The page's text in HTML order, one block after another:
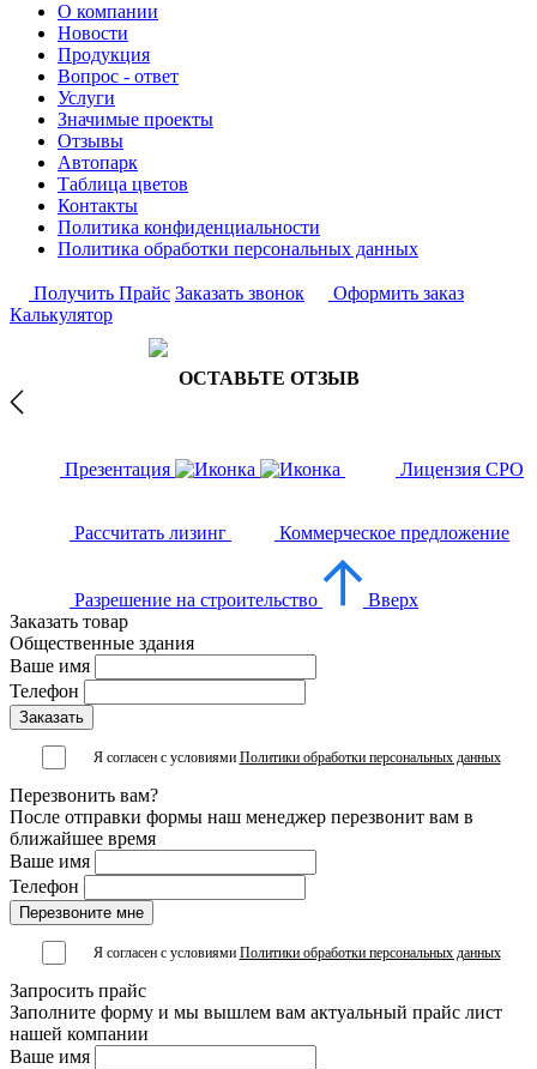
О компании
Новости
Продукция
Вопрос - ответ
Услуги
Значимые проекты
Отзывы
Автопарк
Таблица цветов
Контакты
Политика конфиденциальности
Политика обработки персональных данных
Получить Прайс Заказать звонок
Оформить заказ
Калькулятор
ОСТАВЬТЕ ОТЗЫВ
Презентация Лицензия СРО
Рассчитать лизинг Коммерческое предложение
Разрешение на строительство
Вверх
Заказать товар
Общественные здания
Ваше имя
Телефон
Я согласен с условиями Политики обработки персональных данных
Перезвонить вам?
После отправки формы наш менеджер перезвонит вам в
ближайшее время
Ваше имя
Телефон
Я согласен с условиями Политики обработки персональных данных
Запросить прайс
Заполните форму и мы вышлем вам актуальный прайс лист
нашей компании
Ваше имя